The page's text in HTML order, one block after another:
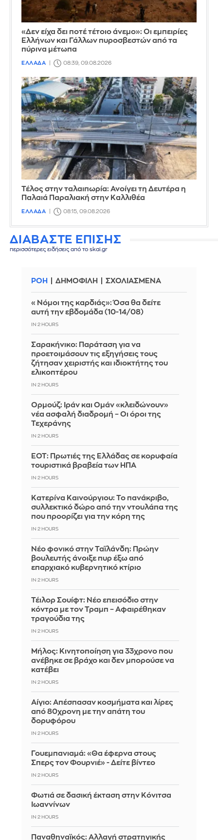
«Δεν είχα δει ποτέ τέτοιο άνεμο»: Οι εμπειρίες
Ελλήνων και Γάλλων πυροσβεστών από τα
πύρινα μέτωπα
ΕΛΛΑΔΑ 08:39, 09.08.2026
Τέλος στην ταλαιπωρία: Ανοίγει τη Δευτέρα η
Παλαιά Παραλιακή στην Καλλιθέα
ΕΛΛΑΔΑ 08:15, 09.08.2026
ΔΙΑΒΑΣΤΕ ΕΠΙΣΗΣ
περισσότερες ειδήσεις από το skai.gr
ΡΟΗ ΔΗΜΟΦΙΛΗ ΣΧΟΛΙΑΣΜΕΝΑ
«Νόμοι της καρδιάς»: Όσα θα δείτε
αυτή την εβδομάδα (10-14/08)
IN 2 HOURS
Σαρακήνικο: Παράταση για να
προετοιμάσουν τις εξηγήσεις τους
ζήτησαν χειριστής και ιδιοκτήτης του
ελικοπτέρου
IN 2 HOURS
Ορμούζ: Ιράν και Ομάν «κλειδώνουν»
νέα ασφαλή διαδρομή – Οι όροι της
Τεχεράνης
IN 2 HOURS
ΕΟΤ: Πρωτιές της Ελλάδας σε κορυφαία
τουριστικά βραβεία των ΗΠΑ
IN 2 HOURS
Κατερίνα Καινούργιου: Το πανάκριβο,
συλλεκτικό δώρο από την ντουλάπα της
που προορίζει για την κόρη της
IN 2 HOURS
Νέο φονικό στην Ταϊλάνδη: Πρώην
βουλευτής άνοιξε πυρ έξω από
επαρχιακό κυβερνητικό κτίριο
IN 2 HOURS
Τέιλορ Σουίφτ: Νέο επεισόδιο στην
κόντρα με τον Τραμπ – Αφαιρέθηκαν
τραγούδια της
IN 2 HOURS
Μήλος: Κινητοποίηση για 33χρονο που
ανέβηκε σε βράχο και δεν μπορούσε να
κατέβει
IN 2 HOURS
Αίγιο: Απέσπασαν κοσμήματα και λίρες
από 80χρονη με την απάτη του
δορυφόρου
IN 2 HOURS
Γουεμπανιαμά: «Θα έφερνα στους
Σπερς τον Φουρνιέ» - Δείτε βίντεο
IN 2 HOURS
Φωτιά σε δασική έκταση στην Κόνιτσα
Ιωαννίνων
IN 2 HOURS
Παναθηναϊκός: Αλλαγή στρατηγικής